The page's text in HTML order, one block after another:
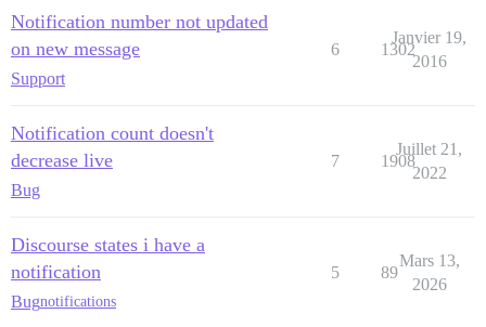
Notification number not updated
on new message
Support
6 1302
Janvier 19,
2016
Notification count doesn't
decrease live
Bug
7 1908
Juillet 21,
2022
Discourse states i have a
notification
Bugnotifications
5 89
Mars 13,
2026